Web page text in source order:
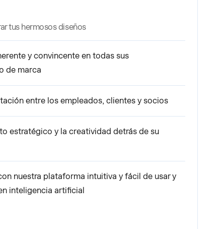
tus hermosos diseños
y convincente en todas sus
de marca
entre los empleados, clientes y socios
estratégico y la creatividad detrás de su
nuestra plataforma intuitiva y fácil de usar y
inteligencia artificial